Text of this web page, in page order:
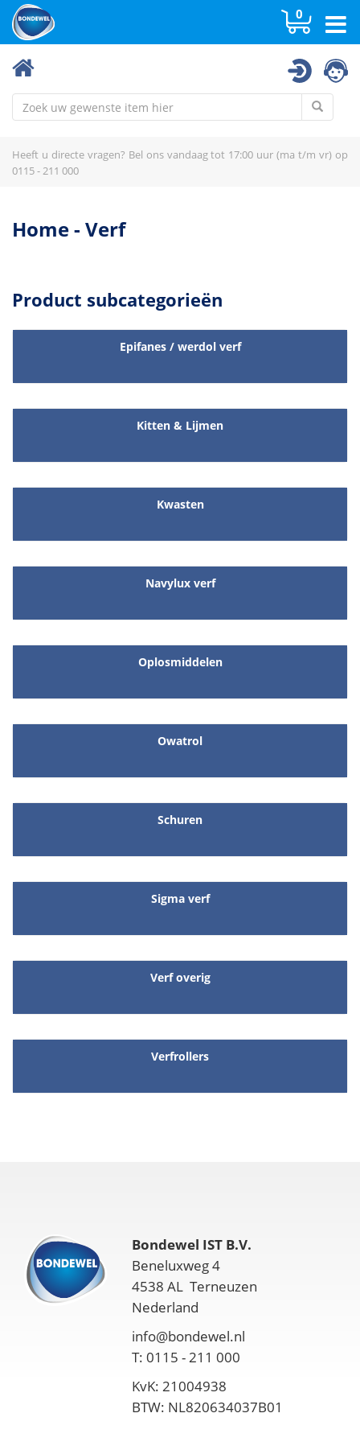
0
Epifanes / werdol verf
Kitten & Lijmen
Kwasten
Navylux verf
Owatrol
Heeft u directe vragen? Bel ons vandaag tot 17:00 uur (ma t/m vr) op
0115 - 211 000
Home- Verf
Product subcategorieën
Epifanes / werdol verf
Kitten & Lijmen
Kwasten
Navylux verf
Oplosmiddelen
Owatrol
Schuren
Sigma verf
Verf overig
Verfrollers
Bondewel IST B.V.
Beneluxweg 4
4538 AL Terneuzen
Nederland
info@bondewel.nl
T: 0115 - 211 000
KvK: 21004938
BTW: NL820634037B01